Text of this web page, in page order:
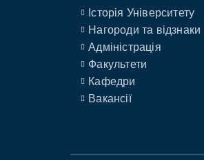
Історія Університету
Нагороди та відзнаки
Адміністрація
Факультети
Кафедри
Вакансії